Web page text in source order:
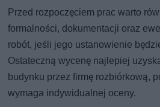
Przed rozpoczęciem prac warto
formalności, dokumentacji oraz
robót, jeśli jego ustanowienie
Ostateczną wycenę najlepiej
budynku przez firmę rozbiórkową,
wymaga indywidualnej oceny.